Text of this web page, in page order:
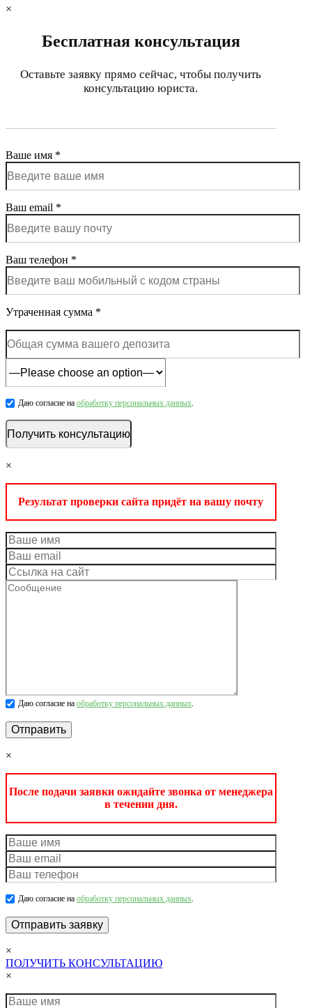
×
Бесплатная консультация
Оставьте заявку прямо сейчас, чтобы получить
консультацию юриста.
Ваше имя *
Ваш email *
Ваш телефон *
Утраченная сумма *
Даю согласие на обработку персональных данных
×
Результат проверки сайта придёт на вашу почту
Даю согласие на обработку персональных данных
×
После подачи заявки ожидайте звонка от менеджера
в течении дня.
Даю согласие на обработку персональных данных
×
ПОЛУЧИТЬ КОНСУЛЬТАЦИЮ
×